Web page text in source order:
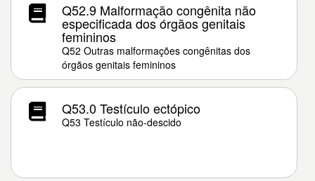
Q52.9 Malformação congênita não
especificada dos órgãos genitais
femininos
Q52 Outras malformações congênitas dos
órgãos genitais femininos
Q53.0 Testículo ectópico
Q53 Testículo não-descido